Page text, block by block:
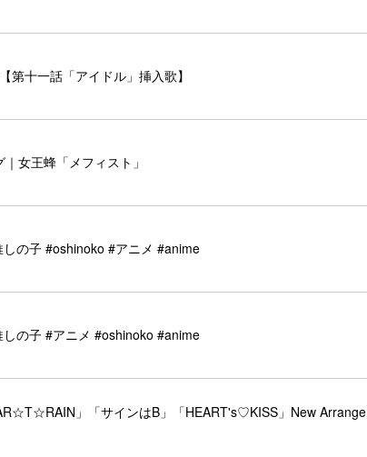
十一話「アイドル」挿入歌】
女王蜂「メフィスト」
しの子 #oshinoko #アニメ #anime
しの子 #アニメ #oshinoko #anime
」「サインはB」「HEART's♡KISS」New Arrange